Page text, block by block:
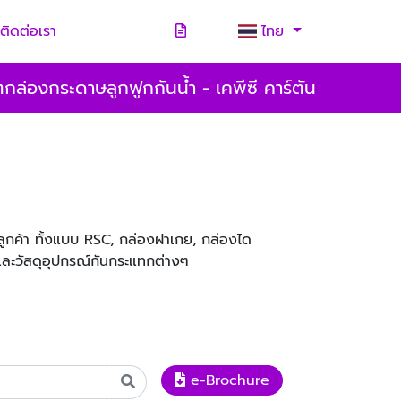
ติดต่อเรา ไทย
กล่องกระดาษลูกฟูกกันน้ำ - เคพีซี คาร์ตัน
ค้า ทั้งแบบ RSC, กล่องฝาเกย, กล่องได
ะวัสดุอุปกรณ์กันกระแทกต่างๆ
e-Brochure